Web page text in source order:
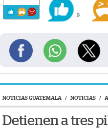
9
NOTICIAS GUATEMALA / NOTICIAS /
Detienen a tres